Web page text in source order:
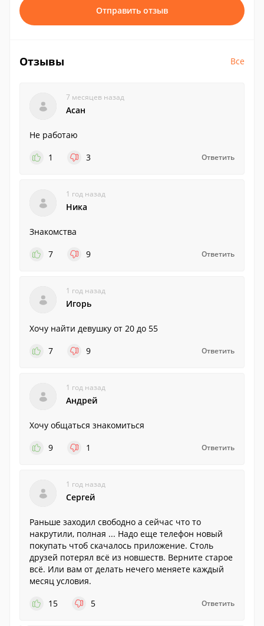
Отправить отзыв
Отзывы Все
7 месяцев назад
Асан
Не работаю
1
3 Ответить
1 год назад
Ника
Знакомства
7
9 Ответить
1 год назад
Игорь
Хочу найти девушку от 20 до 55
7
9 Ответить
1 год назад
Андрей
Хочу общаться знакомиться
9
1 Ответить
1 год назад
Сергей
Раньше заходил свободно а сейчас что то
накрутили, полная ... Надо еще телефон новый
покупать чтоб скачалось приложение. Столь
друзей потерял всё из новшеств. Верните старое
всё. Или вам от делать нечего меняете каждый
месяц условия.
15
5 Ответить